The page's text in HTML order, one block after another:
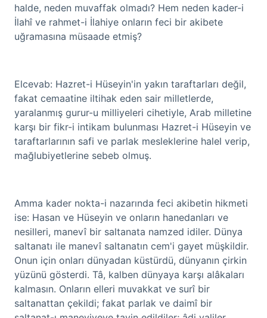
halde, neden muvaffak olmadı? Hem neden kader-i
İlahî ve rahmet-i İlahiye onların feci bir akibete
uğramasına müsaade etmiş?
Elcevab: Hazret-i Hüseyin'in yakın taraftarları değil,
fakat cemaatine iltihak eden sair milletlerde,
yaralanmış gurur-u milliyeleri cihetiyle, Arab milletine
karşı bir fikr-i intikam bulunması Hazret-i Hüseyin ve
taraftarlarının safi ve parlak mesleklerine halel verip,
mağlubiyetlerine sebeb olmuş.
Amma kader nokta-i nazarında feci akibetin hikmeti
ise: Hasan ve Hüseyin ve onların hanedanları ve
nesilleri, manevî bir saltanata namzed idiler. Dünya
saltanatı ile manevî saltanatın cem'i gayet müşkildir.
Onun için onları dünyadan küstürdü, dünyanın çirkin
yüzünü gösterdi. Tâ, kalben dünyaya karşı alâkaları
kalmasın. Onların elleri muvakkat ve surî bir
saltanattan çekildi; fakat parlak ve daimî bir